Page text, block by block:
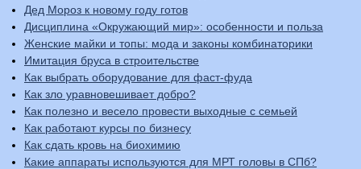
Дед Мороз к новому году готов
Дисциплина «Окружающий мир»: особенности и польза
Женские майки и топы: мода и законы комбинаторики
Имитация бруса в строительстве
Как выбрать оборудование для фаст-фуда
Как зло уравновешивает добро?
Как полезно и весело провести выходные с семьей
Как работают курсы по бизнесу
Как сдать кровь на биохимию
Какие аппараты используются для МРТ головы в СПб?